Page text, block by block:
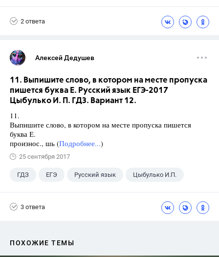
2 ответа
Алексей Дедушев
11. Выпишите слово, в котором на месте пропуска
пишется буква Е. Русский язык ЕГЭ-2017
Цыбулько И. П. ГДЗ. Вариант 12.
11.
Выпишите слово, в котором на месте пропуска пишется
буква Е.
произнос., шь (Подробнее...)
25 сентября 2017
ГДЗ ЕГЭ Русский язык Цыбулько И.П.
3 ответа
ПОХОЖИЕ ТЕМЫ